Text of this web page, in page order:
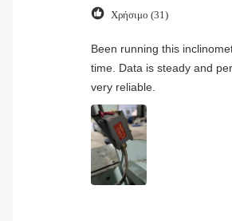
Χρήσιμο (31)
Been running this
time. Data is steady and
very reliable.